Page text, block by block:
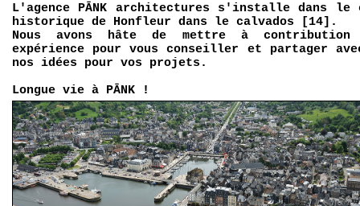
L'agence PĀNK architectures s'installe dans le
historique de Honfleur dans le calvados [14].
Nous avons hâte de mettre à contribution
expérience pour vous conseiller et partager
nos idées pour vos projets.
Longue vie à PĀNK !